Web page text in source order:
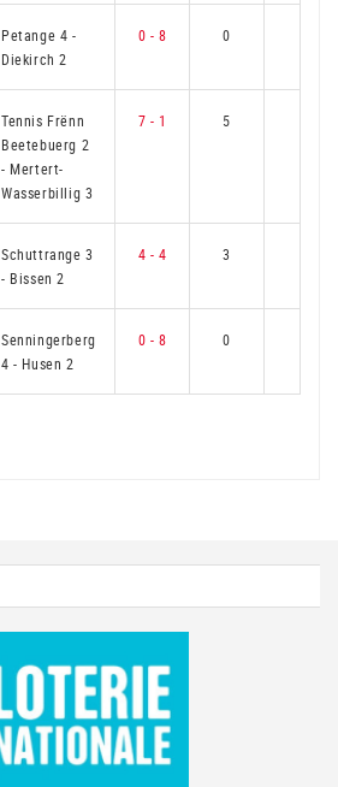
Petange 4 -
Diekirch 2
0 - 8 0
Tennis Frënn
Beetebuerg 2
- Mertert-
Wasserbillig 3
7 - 1 5
Schuttrange 3
- Bissen 2
4 - 4 3
Senningerberg
4- Husen 2
0 - 8 0